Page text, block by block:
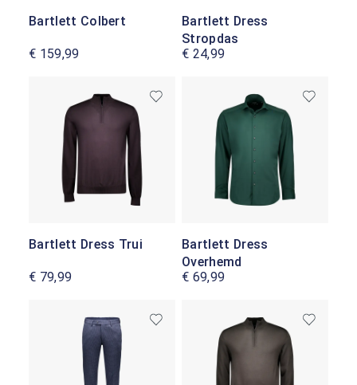
Bartlett Colbert
€ 159,99
Bartlett Dress
Stropdas
€ 24,99
Bartlett Dress Trui
€ 79,99
Bartlett Dress
Overhemd
€ 69,99